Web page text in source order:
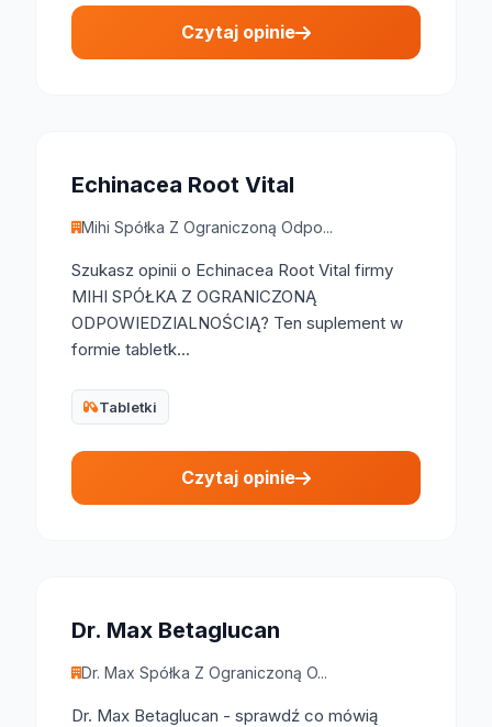
Czytaj opinie
Echinacea Root Vital
Mihi Spółka Z Ograniczoną Odpo...
Szukasz opinii o Echinacea Root Vital firmy
MIHI SPÓŁKA Z OGRANICZONĄ
ODPOWIEDZIALNOŚCIĄ? Ten suplement w
formie tabletk...
Tabletki
Czytaj opinie
Dr. Max Betaglucan
Dr. Max Spółka Z Ograniczoną O...
Dr. Max Betaglucan - sprawdź co mówią